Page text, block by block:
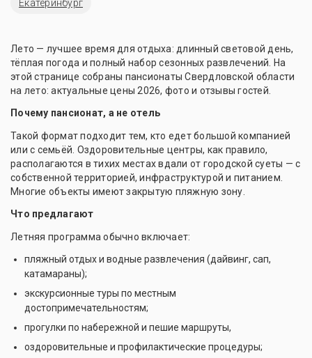
Екатеринбург
Лето — лучшее время для отдыха: длинный световой день,
тёплая погода и полный набор сезонных развлечений. На
этой странице собраны пансионаты Свердловской области
на лето: актуальные цены 2026, фото и отзывы гостей.
Почему пансионат, а не отель
Такой формат подходит тем, кто едет большой компанией
или с семьёй. Оздоровительные центры, как правило,
располагаются в тихих местах вдали от городской суеты — с
собственной территорией, инфраструктурой и питанием.
Многие объекты имеют закрытую пляжную зону.
Что предлагают
Летняя программа обычно включает:
пляжный отдых и водные развлечения (дайвинг, сап,
катамараны);
экскурсионные туры по местным
достопримечательностям;
прогулки по набережной и пешие маршруты,
оздоровительные и профилактические процедуры;